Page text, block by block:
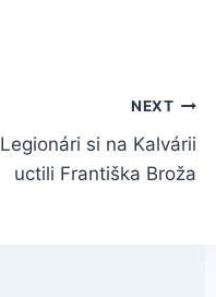
NEXT
Legionári si na Kalvárii
uctili Františka Broža